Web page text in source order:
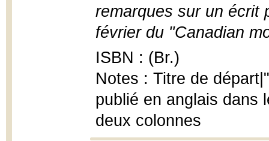
remarques sur un écrit
février du "Canadian
ISBN : (Br.)
Notes : Titre de
publié en anglais dans
deux colonnes